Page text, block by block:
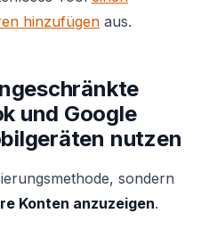
hinzufügen aus.
und Google
nutzen
sondern
Konten anzuzeigen.